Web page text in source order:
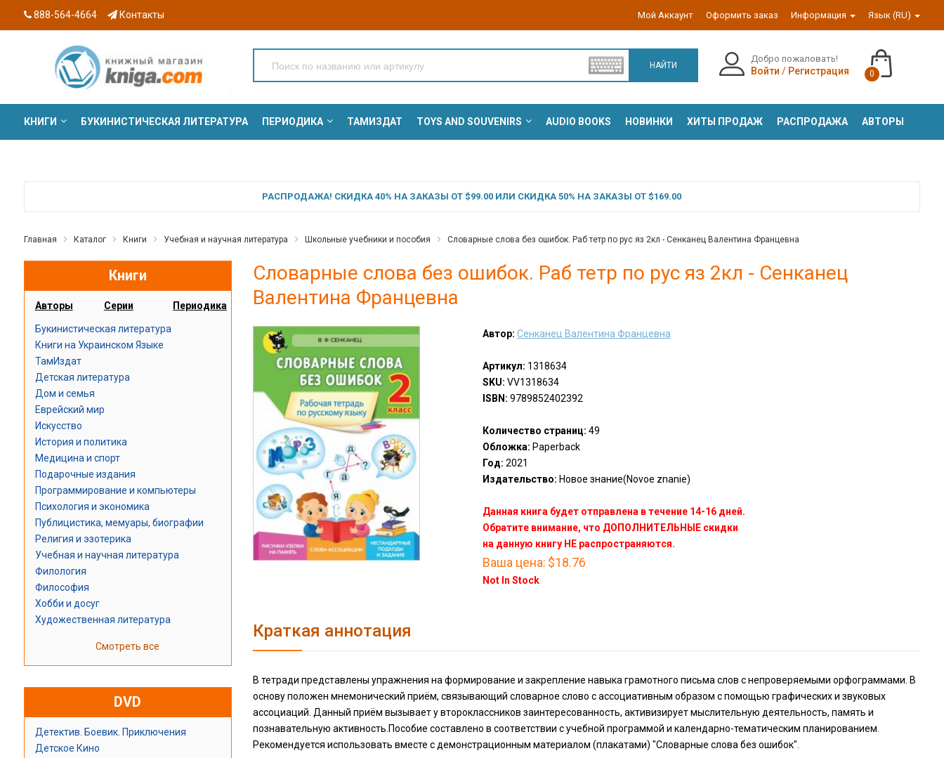
888-564-4664 Контакты Мой Аккаунт Оформить заказ Информация Язык (RU)
НАЙТИ
Добро пожаловать!
Войти / Регистрация 0
КНИГИ БУКИНИСТИЧЕСКАЯ ЛИТЕРАТУРА ПЕРИОДИКА ТАМИЗДАТ TOYS AND SOUVENIRS AUDIO BOOKS НОВИНКИ ХИТЫ ПРОДАЖ РАСПРОДАЖА АВТОРЫ
РАСПРОДАЖА! СКИДКА 40% НА ЗАКАЗЫ ОТ $99.00 ИЛИ СКИДКА 50% НА ЗАКАЗЫ ОТ $169.00
Главная Каталог Книги Учебная и научная литература Школьные учебники и пособия Словарные слова без ошибок. Раб тетр по рус яз 2кл - Сенканец Валентина Францевна
Книги
Авторы Серии Периодика
Букинистическая литература
Книги на Украинском Языке
ТамИздат
Детская литература
Дом и семья
Еврейский мир
Искусство
История и политика
Медицина и спорт
Подарочные издания
Программирование и компьютеры
Психология и экономика
Публицистика, мемуары, биографии
Религия и эзотерика
Учебная и научная литература
Филология
Философия
Хобби и досуг
Художественная литература
Смотреть все
DVD
Детектив. Боевик. Приключения
Детское Кино
Словарные слова без ошибок. Раб тетр по рус яз 2кл - Сенканец
Валентина Францевна
Автор: Сенканец Валентина Францевна
Артикул: 1318634
SKU: VV1318634
ISBN: 9789852402392
Количество страниц: 49
Обложка: Paperback
Год: 2021
Издательство: Новое знание(Novoe znanie)
Данная книга будет отправлена в течение 14-16 дней.
Обратите внимание, что ДОПОЛНИТЕЛЬНЫЕ скидки
на данную книгу НЕ распространяются.
Ваша цена: $18.76
Not In Stock
Краткая аннотация
В тетради представлены упражнения на формирование и закрепление навыка грамотного письма слов с непроверяемыми орфограммами. В
основу положен мнемонический приём, связывающий словарное слово с ассоциативным образом с помощью графических и звуковых
ассоциаций. Данный приём вызывает у второклассников заинтересованность, активизирует мыслительную деятельность, память и
познавательную активность.Пособие составлено в соответствии с учебной программой и календарно-тематическим планированием.
Рекомендуется использовать вместе с демонстрационным материалом (плакатами) "Словарные слова без ошибок".